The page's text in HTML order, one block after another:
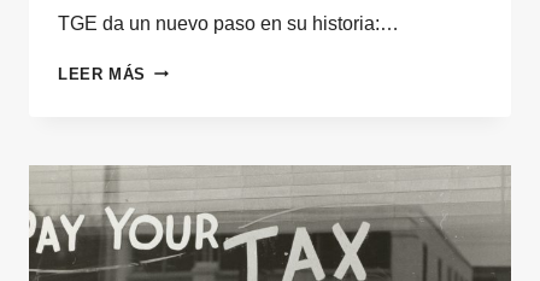
TGE da un nuevo paso en su historia:…
LEER MÁS UN
LA
FILANTROPÍA
INTERNACIONAL
EN
EUROPA